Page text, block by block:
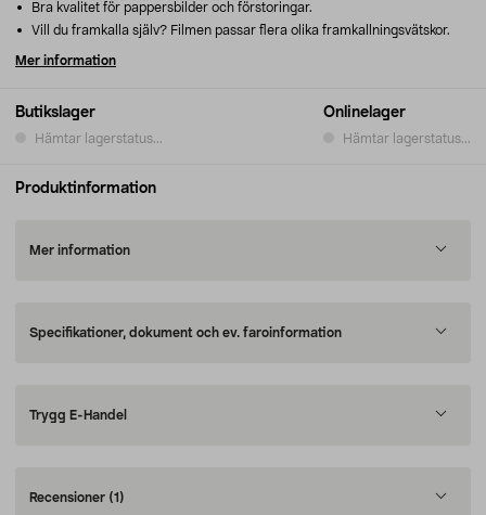
Butikslager
Hämtar lagerstatus...
Onlinelager
Hämtar lagerstatus...
Bra kvalitet för pappersbilder och förstoringar.
Vill du framkalla själv? Filmen passar flera olika framkallningsvätskor.
Mer information
Produktinformation
Mer information
Specifikationer, dokument och ev. faroinformation
Trygg E-Handel
Recensioner (1)